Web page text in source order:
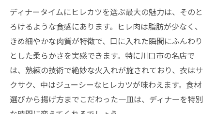
川口市のディナーで愛されるヒレカツを徹
底解説
ヒレカツファンが語るディナーの楽しみ方
ディナーで発見するヒレカツの奥深い魅力
口コミで話題のヒレカツディナー体験談
ヒレカツ好きが推すディナーの満足ポイン
ト
ディナータイムにヒレカツを選ぶ最大の魅力は、そのと
ろけるような食感にあります。ヒレ肉は脂肪が少なく、
きめ細やかな肉質が特徴で、口に入れた瞬間にふんわり
とした柔らかさを実感できます。特に川口市の名店で
は、熟練の技術で絶妙な火入れが施されており、衣はサ
クサク、中はジューシーなヒレカツが味わえます。食材
選びから揚げ方までこだわった一皿は、ディナーを特別